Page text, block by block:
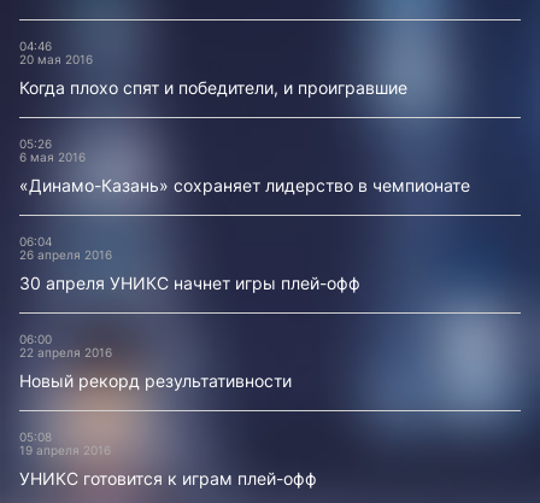
04:46
20 мая 2016
Когда плохо спят и победители, и проигравшие
05:26
6 мая 2016
«Динамо-Казань» сохраняет лидерство в чемпионате
06:04
26 апреля 2016
30 апреля УНИКС начнет игры плей-офф
06:00
22 апреля 2016
Новый рекорд результативности
05:08
19 апреля 2016
УНИКС готовится к играм плей-офф